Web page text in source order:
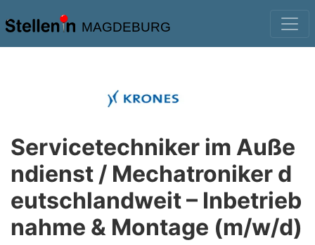
MAGDEBURG
Servicetechniker im Auße
ndienst / Mechatroniker d
eutschlandweit – Inbetrieb
nahme & Montage (m/w/d)